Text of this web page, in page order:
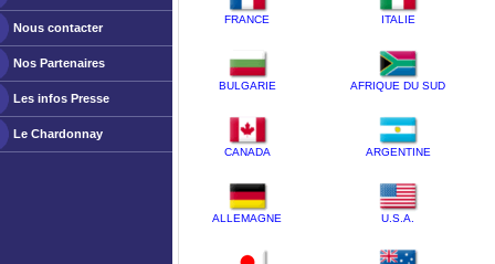
Nous contacter
Nos Partenaires
Les infos Presse
Le Chardonnay
FRANCE ITALIE
BULGARIE AFRIQUE DU SUD
CANADA ARGENTINE
ALLEMAGNE U.S.A.